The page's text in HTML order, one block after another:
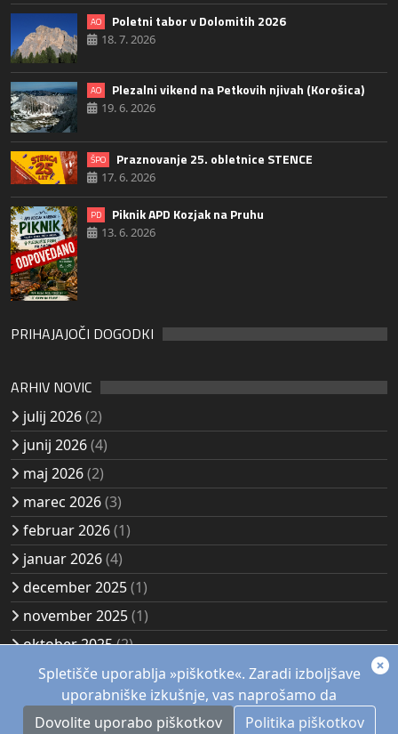
AO Poletni tabor v Dolomitih 2026
18. 7. 2026
AO Plezalni vikend na Petkovih njivah (Korošica)
19. 6. 2026
ŠPO Praznovanje 25. obletnice STENCE
17. 6. 2026
PD Piknik APD Kozjak na Pruhu
13. 6. 2026
PRIHAJAJOČI DOGODKI
ARHIV NOVIC
julij 2026(2)
junij 2026(4)
maj 2026(2)
marec 2026(3)
februar 2026(1)
januar 2026(4)
december 2025(1)
november 2025(1)
oktober 2025(2)
avgust 2025(2)
Spletišče uporablja »piškotke«. Zaradi izboljšave
uporabniške izkušnje, vas naprošamo da
Dovolite uporabo piškotkov
Politika piškotkov